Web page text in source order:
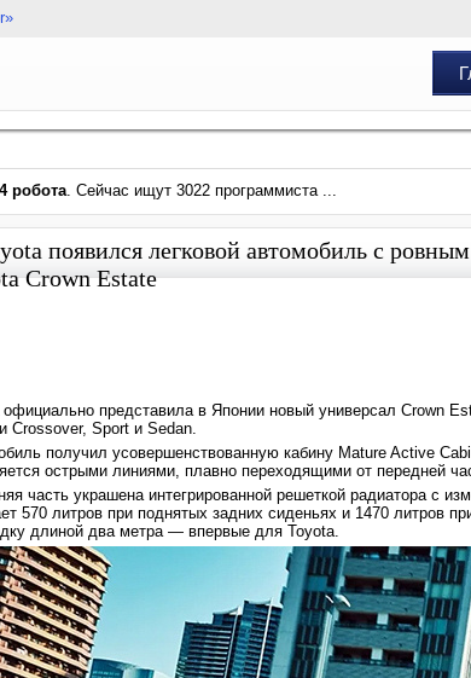
робота. Сейчас ищут 3022 программиста ...
появился легковой автомобиль с
Crown Estate
официально представила в Японии новый универсал Crown
Crossover, Sport и Sedan.
получил усовершенствованную кабину Mature Active
острыми линиями, плавно переходящими от передней
часть украшена интегрированной решеткой радиатора с
570 литров при поднятых задних сиденьях и 1470 литров
длиной два метра — впервые для Toyota.